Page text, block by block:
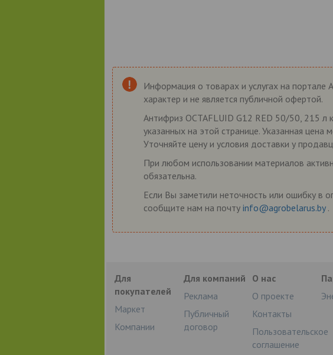
Информация о товарах и услугах на портале
характер и не является публичной офертой.
Антифриз OCTAFLUID G12 RED 50/50, 215 л
указанных на этой странице. Указанная цена
Уточняйте цену и условия доставки у
При любом использовании материалов
обязательна.
Если Вы заметили неточность или ошибку в
сообщите нам на почту info@agrobelarus.by .
Для
покупателей
Маркет
Компании
Для компаний
Реклама
Публичный
договор
О нас
О проекте
Контакты
Пользовательское
соглашение